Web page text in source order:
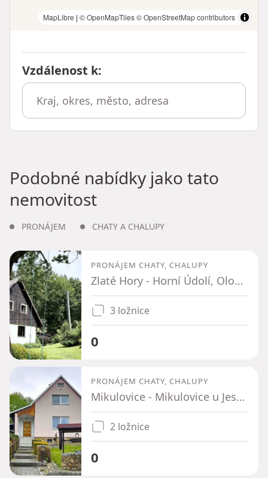
MapLibre | © OpenMapTiles© OpenStreetMap contributors
Vzdálenost k:
Podobné nabídky jako tato
nemovitost
PRONÁJEM CHATY A CHALUPY
PRONÁJEM CHATY, CHALUPY
Zlaté Hory - Horní Údolí, Olomoucký kraj
3 ložnice
0
PRONÁJEM CHATY, CHALUPY
Mikulovice - Mikulovice u Jeseníka, Olomoucký kraj
2 ložnice
0